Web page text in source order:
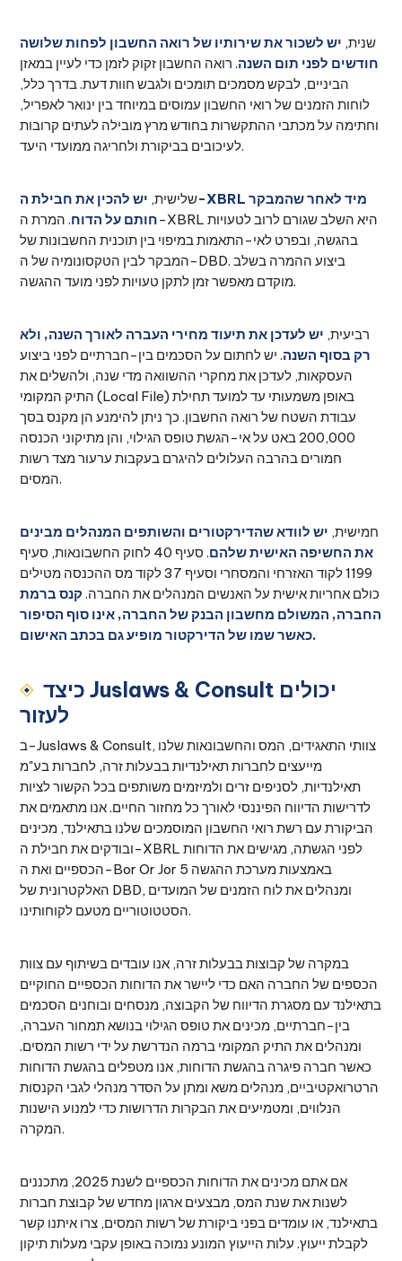
שנית, יש לשכור את שירותיו של רואה החשבון לפחות שלושה
חודשים לפני תום השנה. רואה החשבון זקוק לזמן כדי לעיין במאזן
הביניים, לבקש מסמכים תומכים ולגבש חוות דעת. בדרך כלל,
לוחות הזמנים של רואי החשבון עמוסים במיוחד בין ינואר לאפריל,
וחתימה על מכתבי ההתקשרות בחודש מרץ מובילה לעתים קרובות
לעיכובים בביקורת ולחריגה ממועדי היעד.
שלישית, יש להכין את חבילת ה-XBRL מיד לאחר שהמבקר
חותם על הדוח. המרת ה-XBRL היא השלב שגורם לרוב לטעויות
בהגשה, ובפרט לאי-התאמות במיפוי בין תוכנית החשבונות של
המבקר לבין הטקסונומיה של ה-DBD. ביצוע ההמרה בשלב
מוקדם מאפשר זמן לתקן טעויות לפני מועד ההגשה.
רביעית, יש לעדכן את תיעוד מחירי העברה לאורך השנה, ולא
רק בסוף השנה. יש לחתום על הסכמים בין-חברתיים לפני ביצוע
העסקאות, לעדכן את מחקרי ההשוואה מדי שנה, ולהשלים את
התיק המקומי (Local File) באופן משמעותי עד למועד תחילת
עבודת השטח של רואה החשבון. כך ניתן להימנע הן מקנס בסך
200,000 באט על אי-הגשת טופס הגילוי, והן מתיקוני הכנסה
חמורים בהרבה העלולים להיגרם בעקבות ערעור מצד רשות
המסים.
חמישית, יש לוודא שהדירקטורים והשותפים המנהלים מבינים
את החשיפה האישית שלהם
. סעיף 40 לחוק החשבונאות, סעיף
1199 לקוד האזרחי והמסחרי וסעיף 37 לקוד מס ההכנסה מטילים
כולם אחריות אישית על האנשים המנהלים את החברה. קנס ברמת
החברה, המשולם מחשבון הבנק של החברה, אינו סוף הסיפור
כאשר שמו של הדירקטור מופיע גם בכתב האישום.
כיצד Juslaws & Consult יכולים
לעזור
ב-Juslaws & Consult, צוותי התאגידים, המס והחשבונאות שלנו
מייעצים לחברות תאילנדיות בבעלות זרה, לחברות בע"מ
תאילנדיות, לסניפים זרים ולמיזמים משותפים בכל הקשור לציות
לדרישות הדיווח הפיננסי לאורך כל מחזור החיים. אנו מתאמים את
הביקורת עם רשת רואי החשבון המוסמכים שלנו בתאילנד, מכינים
ובודקים את חבילת ה-XBRL לפני הגשתה, מגישים את הדוחות
הכספיים ואת ה-Bor Or Jor 5 באמצעות מערכת ההגשה
האלקטרונית של DBD, ומנהלים את לוח הזמנים של המועדים
הסטטוטוריים מטעם לקוחותינו.
במקרה של קבוצות בבעלות זרה, אנו עובדים בשיתוף עם צוות
הכספים של החברה האם כדי ליישר את הדוחות הכספיים החוקיים
בתאילנד עם מסגרת הדיווח של הקבוצה, מנסחים ובוחנים הסכמים
בין-חברתיים, מכינים את טופס הגילוי בנושא תמחור העברה,
ומנהלים את התיק המקומי ברמה הנדרשת על ידי רשות המסים.
כאשר חברה פיגרה בהגשת הדוחות, אנו מטפלים בהגשת הדוחות
הרטרואקטיביים, מנהלים משא ומתן על הסדר מנהלי לגבי הקנסות
הנלווים, ומטמיעים את הבקרות הדרושות כדי למנוע הישנות
המקרה.
אם אתם מכינים את הדוחות הכספיים לשנת 2025, מתכננים
לשנות את שנת המס, מבצעים ארגון מחדש של קבוצת חברות
בתאילנד, או עומדים בפני ביקורת של רשות המסים, צרו איתנו קשר
לקבלת ייעוץ. עלות הייעוץ המונע נמוכה באופן עקבי מעלות תיקון